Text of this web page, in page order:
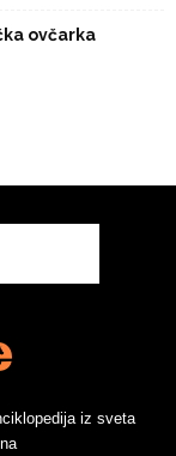
ovčarka
iz sveta